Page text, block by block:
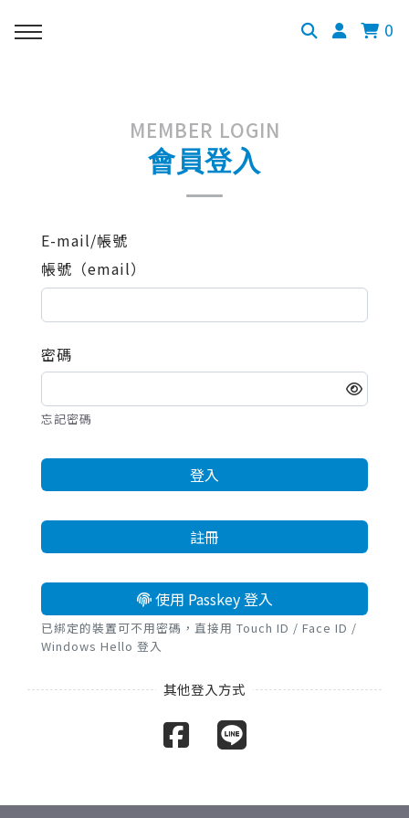
0
MEMBER LOGIN
會員登入
E-mail/帳號
帳號（email）
密碼
忘記密碼
登入
註冊
使用 Passkey 登入
已綁定的裝置可不用密碼，直接用 Touch ID / Face ID /
Windows Hello 登入